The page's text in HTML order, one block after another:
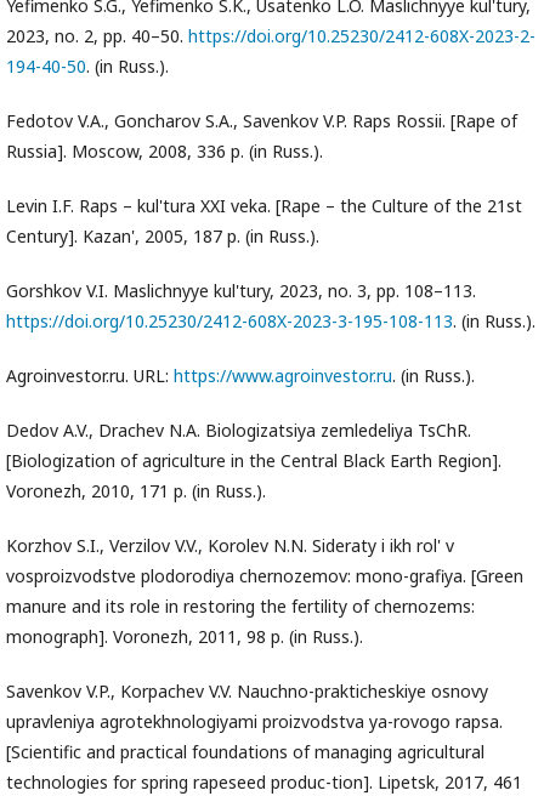
Yefimenko S.G., Yefimenko S.K., Usatenko L.O. Maslichnyye kul'tury,
2023, no. 2, pp. 40–50. https://doi.org/10.25230/2412-608X-2023-2-
194-40-50. (in Russ.).
Fedotov V.A., Goncharov S.A., Savenkov V.P. Raps Rossii. [Rape of
Russia]. Moscow, 2008, 336 p. (in Russ.).
Levin I.F. Raps – kul'tura XXI veka. [Rape – the Culture of the 21st
Century]. Kazan', 2005, 187 p. (in Russ.).
Gorshkov V.I. Maslichnyye kul'tury, 2023, no. 3, pp. 108–113.
https://doi.org/10.25230/2412-608X-2023-3-195-108-113. (in Russ.).
Agroinvestor.ru. URL: https://www.agroinvestor.ru. (in Russ.).
Dedov A.V., Drachev N.A. Biologizatsiya zemledeliya TsChR.
[Biologization of agriculture in the Central Black Earth Region].
Voronezh, 2010, 171 p. (in Russ.).
Korzhov S.I., Verzilov V.V., Korolev N.N. Sideraty i ikh rol' v
vosproizvodstve plodorodiya chernozemov: mono-grafiya. [Green
manure and its role in restoring the fertility of chernozems:
monograph]. Voronezh, 2011, 98 p. (in Russ.).
Savenkov V.P., Korpachev V.V. Nauchno-prakticheskiye osnovy
upravleniya agrotekhnologiyami proizvodstva ya-rovogo rapsa.
[Scientific and practical foundations of managing agricultural
technologies for spring rapeseed produc-tion]. Lipetsk, 2017, 461